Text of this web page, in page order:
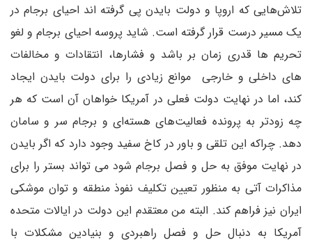
تلاش‌هایی که اروپا و دولت بایدن پی گرفته اند احیای برجام در
یک مسیر درست قرار گرفته است. شاید پروسه احیای برجام و لغو
تحریم ها قدری زمان بر باشد و فشارها، انتقادات و مخالفات
های داخلی و خارجی موانع زیادی را برای دولت بایدن ایجاد
کند، اما در نهایت دولت فعلی در آمریکا خواهان آن است که هر
چه زودتر به پرونده فعالیت‌های هسته‌ای و برجام سر و سامان
دهد. چراکه این تلقی و باور در کاخ سفید وجود دارد که اگر بایدن
در نهایت موفق به حل و فصل برجام شود می تواند بستر را برای
مذاکرات آتی به منظور تعیین تکلیف نفوذ منطقه و توان موشکی
ایران نیز فراهم کند. البته من معتقدم این دولت در ایالات متحده
آمریکا به دنبال حل و فصل راهبردی و بنیادین مشکلات با